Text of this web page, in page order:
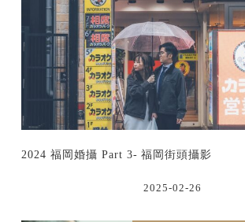
2024 福岡婚攝 Part 3- 福岡街頭攝影
2025-02-26